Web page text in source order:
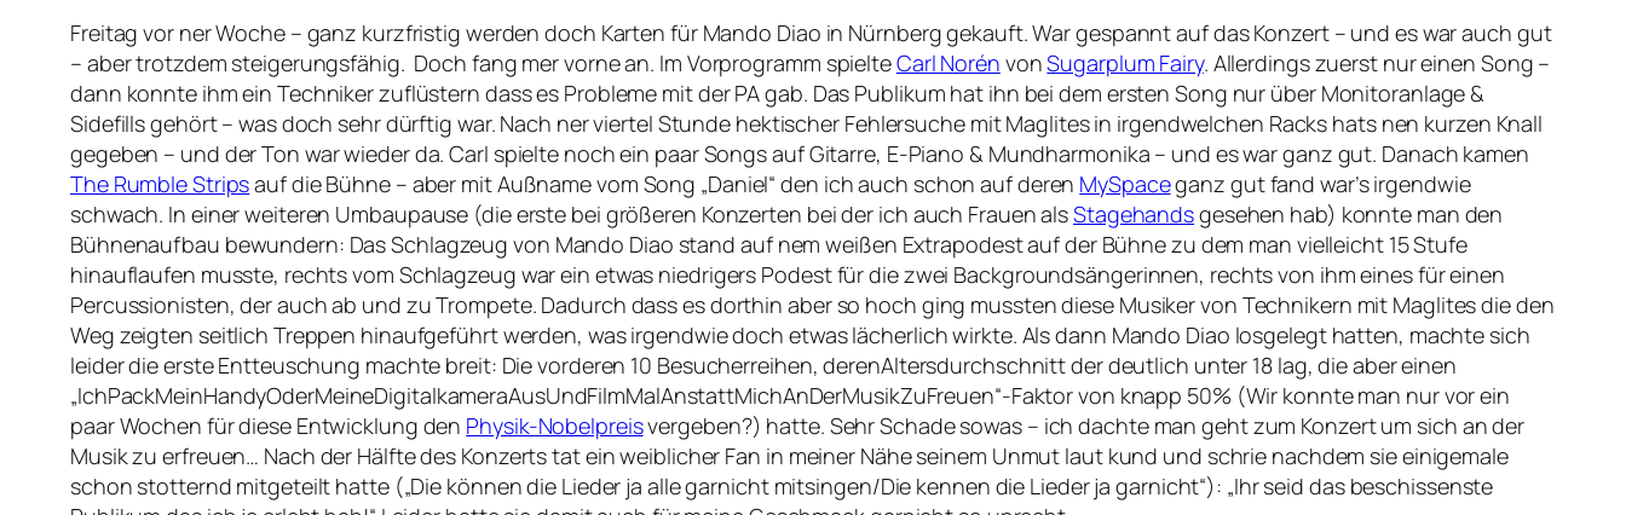
Freitag vor ner Woche – ganz kurzfristig werden doch Karten für Mando Diao in Nürnberg gekauft. War gespannt auf das Konzert – und es war auch gut
– aber trotzdem steigerungsfähig. Doch fang mer vorne an. Im Vorprogramm spielteCarl Norén vonSugarplum Fairy. Allerdings zuerst nur einen Song –
dann konnte ihm ein Techniker zuflüstern dass es Probleme mit der PA gab. Das Publikum hat ihn bei dem ersten Song nur über Monitoranlage &
Sidefills gehört – was doch sehr dürftig war. Nach ner viertel Stunde hektischer Fehlersuche mit Maglites in irgendwelchen Racks hats nen kurzen Knall
gegeben – und der Ton war wieder da. Carl spielte noch ein paar Songs auf Gitarre, E-Piano & Mundharmonika – und es war ganz gut. Danach kamen
The Rumble Stripsauf die Bühne – aber mit Außname vom Song „Daniel“ den ich auch schon auf deren MySpaceganz gut fand war’s irgendwie
schwach. In einer weiteren Umbaupause (die erste bei größeren Konzerten bei der ich auch Frauen alsStagehandsgesehen hab) konnte man den
Bühnenaufbau bewundern: Das Schlagzeug von Mando Diao stand auf nem weißen Extrapodest auf der Bühne zu dem man vielleicht 15 Stufe
hinauflaufen musste, rechts vom Schlagzeug war ein etwas niedrigers Podest für die zwei Backgroundsängerinnen, rechts von ihm eines für einen
Percussionisten, der auch ab und zu Trompete. Dadurch dass es dorthin aber so hoch ging mussten diese Musiker von Technikern mit Maglites die den
Weg zeigten seitlich Treppen hinaufgeführt werden, was irgendwie doch etwas lächerlich wirkte. Als dann Mando Diao losgelegt hatten, machte sich
leider die erste Entteuschung machte breit: Die vorderen 10 Besucherreihen, derenAltersdurchschnitt der deutlich unter 18 lag, die aber einen
„IchPackMeinHandyOderMeineDigitalkameraAusUndFilmMalAnstattMichAnDerMusikZuFreuen“-Faktor von knapp 50% (Wir konnte man nur vor ein
paar Wochen für diese Entwicklung den Physik-Nobelpreisvergeben?) hatte. Sehr Schade sowas – ich dachte man geht zum Konzert um sich an der
Musik zu erfreuen… Nach der Hälfte des Konzerts tat ein weiblicher Fan in meiner Nähe seinem Unmut laut kund und schrie nachdem sie einigemale
schon stotternd mitgeteilt hatte („Die können die Lieder ja alle garnicht mitsingen/Die kennen die Lieder ja garnicht“): „Ihr seid das beschissenste